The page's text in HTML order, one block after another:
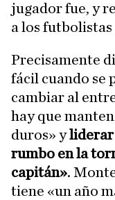
jugador fue, y
a los futbolistas
Precisamente
fácil cuando se
cambiar al
hay que
duros» yliderar
rumbo en la
capitán».
tiene «un año